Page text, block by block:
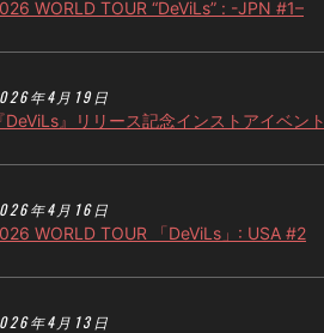
WORLD TOUR “DeViLs” : -JPN #1–
年4月19日
『DeViLs』リリース記念インストアイベント
年4月16日
WORLD TOUR 「DeViLs」: USA #2
年4月13日